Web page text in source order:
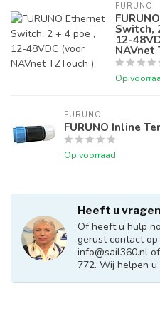
FURUNO
Switch,
12-
NAVnet
Op
FURUNO
FURUNO Inline
Op voorraad
Heeft u
Of heeft u hulp
gerust contact
info@sail360.nl
772. Wij helpen u